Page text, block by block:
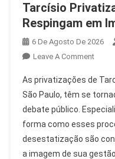
Tarcísio
Respingam em
6 De Agosto De 2026
Leave A CommentOn
Em
No
As privatizações de
São Paulo, têm se
debate público.
forma como esses
desestatização são
a imagem de sua